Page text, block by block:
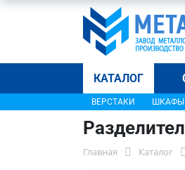
КАТАЛОГ
ВЕРСТАКИ ШКАФЫ
Главная Каталог